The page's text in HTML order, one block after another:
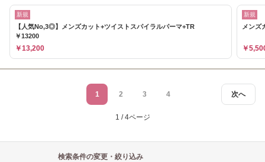
新規
【人気No,3◎】メンズカット+ツイストスパイラルパーマ+TR
￥13200
￥13,200
新規
メンズ
￥
次へ
1 2 3 4
1 / 4ページ
検索条件の変更・絞り込み